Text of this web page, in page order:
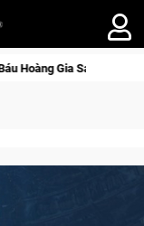
Sapphire Neon Punk